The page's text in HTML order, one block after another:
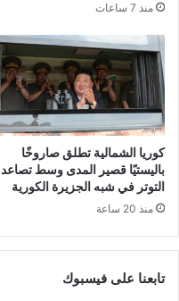
منذ 7 ساعات
كوريا الشمالية تطلق صاروخًا
باليستيًا قصير المدى وسط تصاعد
التوتر في شبه الجزيرة الكورية
منذ 20 ساعة
تابعنا على فيسبوك